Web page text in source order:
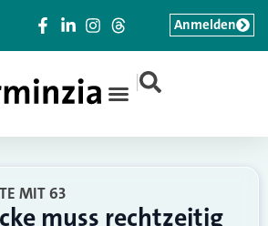
|
Anmelden
MIT 63
muss rechtzeitig